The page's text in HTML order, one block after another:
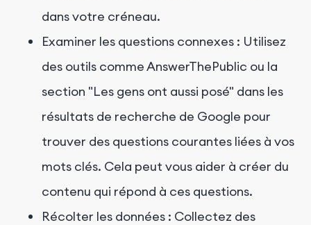
dans votre créneau.
Examiner les questions connexes : Utilisez
des outils comme AnswerThePublic ou la
section "Les gens ont aussi posé" dans les
résultats de recherche de Google pour
trouver des questions courantes liées à vos
mots clés. Cela peut vous aider à créer du
contenu qui répond à ces questions.
Récolter les données : Collectez des